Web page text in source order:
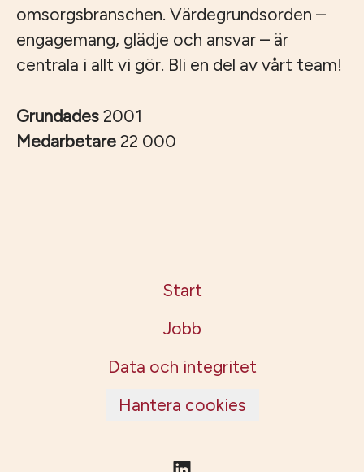
omsorgsbranschen. Värdegrundsorden –
engagemang, glädje och ansvar – är
centrala i allt vi gör. Bli en del av vårt team!
Grundades 2001
Medarbetare 22 000
Start
Jobb
Data och integritet
Hantera cookies